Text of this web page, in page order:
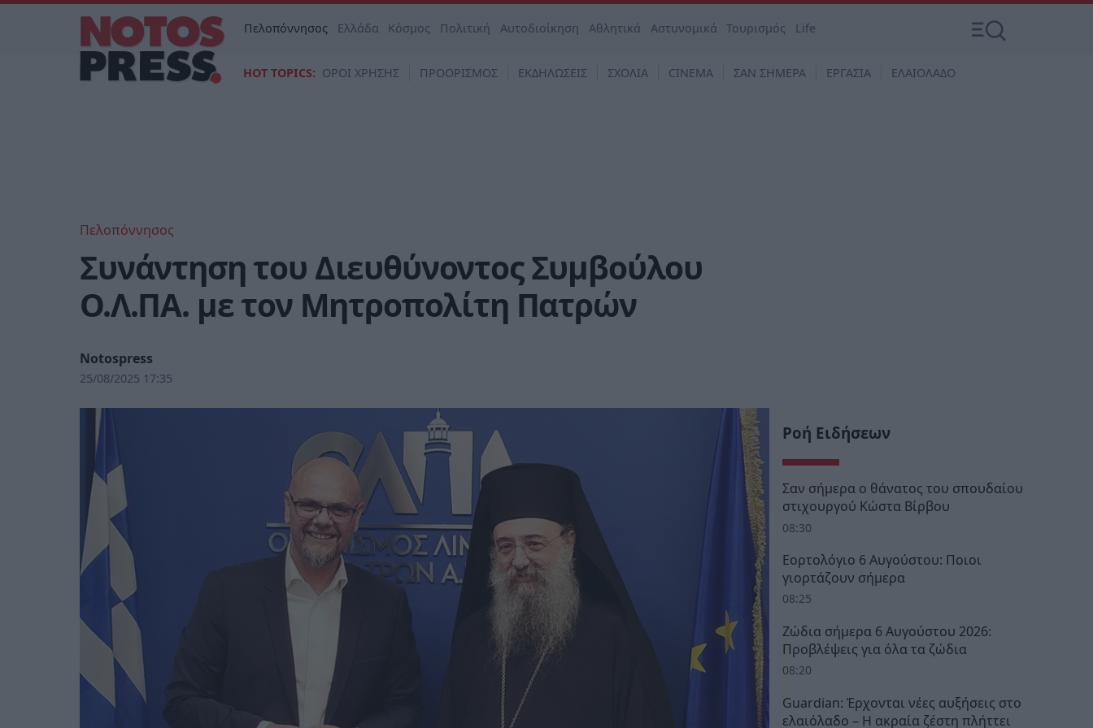
Πελοπόννησος Ελλάδα Κόσμος Πολιτική Αυτοδιοίκηση Αθλητικά Αστυνομικά Τουρισμός Life
HOT TOPICS: ΟΡΟΙ ΧΡΗΣΗΣ ΠΡΟΟΡΙΣΜΟΣ ΕΚΔΗΛΩΣΕΙΣ ΣΧΟΛΙΑ CINEMA ΣΑΝ ΣΗΜΕΡΑ ΕΡΓΑΣΙΑ ΕΛΑΙΟΛΑΔΟ
Πελοπόννησος
Συνάντηση του Διευθύνοντος Συμβούλου
Ο.Λ.ΠΑ. με τον Μητροπολίτη Πατρών
Notospress
25/08/2025 17:35
Ροή Ειδήσεων
Σαν σήμερα ο θάνατος του σπουδαίου
στιχουργού Κώστα Βίρβου
08:30
Εορτολόγιο 6 Αυγούστου: Ποιοι
γιορτάζουν σήμερα
08:25
Ζώδια σήμερα 6 Αυγούστου 2026:
Προβλέψεις για όλα τα ζώδια
08:20
Guardian: Έρχονται νέες αυξήσεις στο
ελαιόλαδο – Η ακραία ζέστη πλήττει